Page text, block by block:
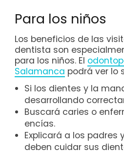
Para los niños
Los beneficios de las
dentista son
para los niños. El
Salamanca podrá ver lo
Si los dientes y la
desarrollando
Buscará caries o
encías.
Explicará a los padres
deben cuidar sus